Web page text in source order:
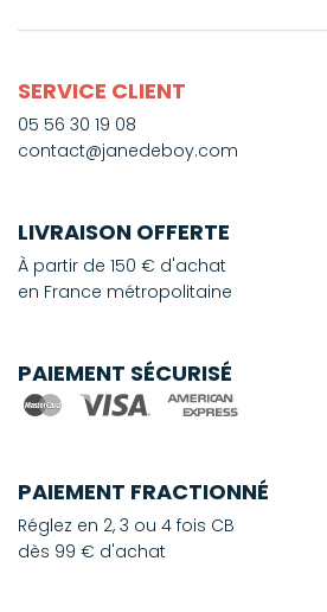
SERVICE CLIENT
05 56 30 19 08
contact@janedeboy.com
LIVRAISON OFFERTE
À partir de 150 € d'achat
en France métropolitaine
PAIEMENT SÉCURISÉ
PAIEMENT FRACTIONNÉ
Réglez en 2, 3 ou 4 fois CB
dès 99 € d'achat